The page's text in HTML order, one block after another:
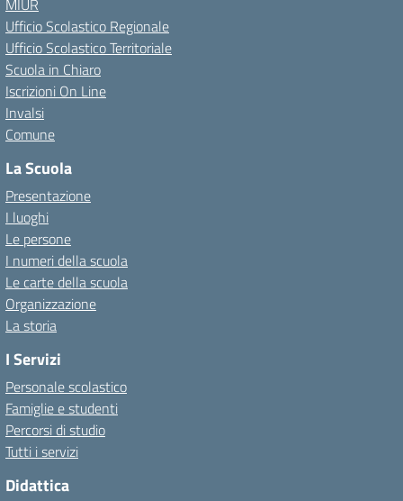
MIUR
Ufficio Scolastico Regionale
Ufficio Scolastico Territoriale
Scuola in Chiaro
Iscrizioni On Line
Invalsi
Comune
La Scuola
Presentazione
I luoghi
Le persone
I numeri della scuola
Le carte della scuola
Organizzazione
La storia
I Servizi
Personale scolastico
Famiglie e studenti
Percorsi di studio
Tutti i servizi
Didattica